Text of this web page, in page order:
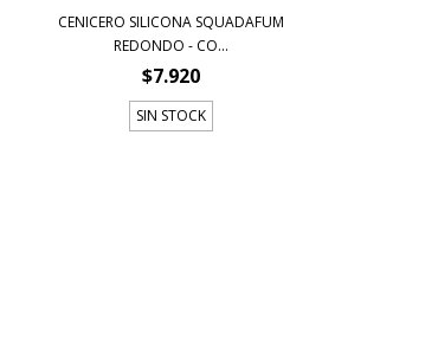
CENICERO SILICONA SQUADAFUM
REDONDO - CO...
$7.920
SIN STOCK